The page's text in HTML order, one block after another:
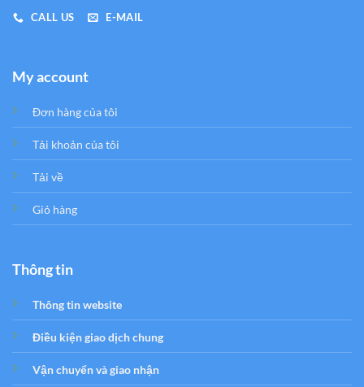
CALL US E-MAIL
My account
Đơn hàng của tôi
Tải khoản của tôi
Tải về
Giỏ hàng
Thông tin
Thông tin website
Điều kiện giao dịch chung
Vận chuyển và giao nhận